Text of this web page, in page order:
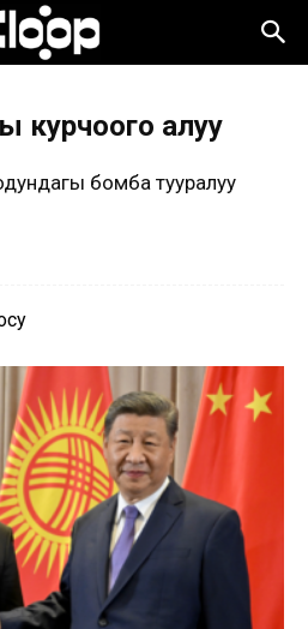
курчоого алуу
бомба тууралуу